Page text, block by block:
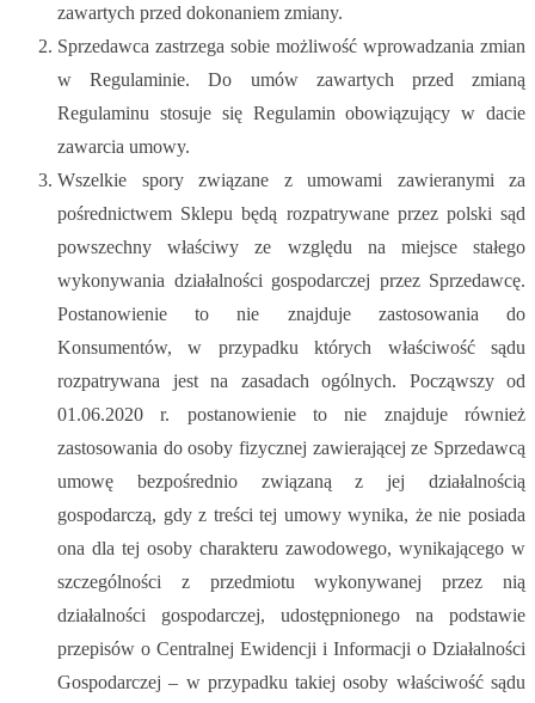
zawartych przed dokonaniem zmiany.
Sprzedawca zastrzega sobie możliwość wprowadzania zmian
w Regulaminie. Do umów zawartych przed zmianą
Regulaminu stosuje się Regulamin obowiązujący w dacie
zawarcia umowy.
Wszelkie spory związane z umowami zawieranymi za
pośrednictwem Sklepu będą rozpatrywane przez polski sąd
powszechny właściwy ze względu na miejsce stałego
wykonywania działalności gospodarczej przez Sprzedawcę.
Postanowienie to nie znajduje zastosowania do
Konsumentów, w przypadku których właściwość sądu
rozpatrywana jest na zasadach ogólnych. Począwszy od
01.06.2020 r. postanowienie to nie znajduje również
zastosowania do osoby fizycznej zawierającej ze Sprzedawcą
umowę bezpośrednio związaną z jej działalnością
gospodarczą, gdy z treści tej umowy wynika, że nie posiada
ona dla tej osoby charakteru zawodowego, wynikającego w
szczególności z przedmiotu wykonywanej przez nią
działalności gospodarczej, udostępnionego na podstawie
przepisów o Centralnej Ewidencji i Informacji o Działalności
Gospodarczej – w przypadku takiej osoby właściwość sądu